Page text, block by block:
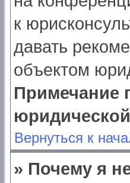
к
давать
объектом
Примечание
Вернуться к
» Почему я